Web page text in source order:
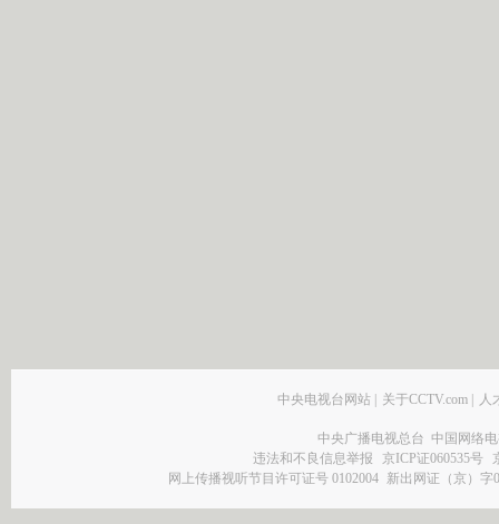
中央电视台网站 | 关于CCTV.com | 人
中央广播电视总台 中国网络
违法和不良信息举报
京ICP证060535号
网上传播视听节目许可证号 0102004 新出网证（京）